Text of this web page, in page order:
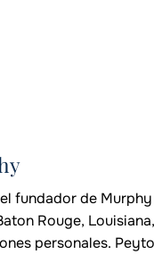
fundador de
Rouge,
personales.